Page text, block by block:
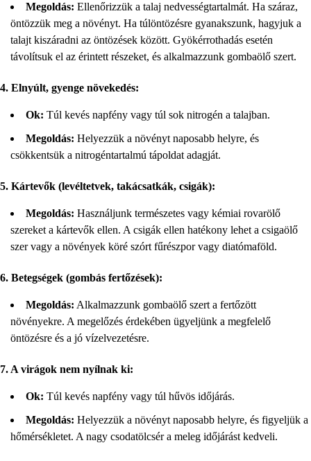
Megoldás: Ellenőrizzük a talaj nedvességtartalmát. Ha száraz,
öntözzük meg a növényt. Ha túlöntözésre gyanakszunk, hagyjuk a
talajt kiszáradni az öntözések között. Gyökérrothadás esetén
távolítsuk el az érintett részeket, és alkalmazzunk gombaölő szert.
4. Elnyúlt, gyenge növekedés:
Ok: Túl kevés napfény vagy túl sok nitrogén a talajban.
Megoldás: Helyezzük a növényt naposabb helyre, és
csökkentsük a nitrogéntartalmú tápoldat adagját.
5. Kártevők (levéltetvek, takácsatkák, csigák):
Megoldás: Használjunk természetes vagy kémiai rovarölő
szereket a kártevők ellen. A csigák ellen hatékony lehet a csigaölő
szer vagy a növények köré szórt fűrészpor vagy diatómaföld.
6. Betegségek (gombás fertőzések):
Megoldás: Alkalmazzunk gombaölő szert a fertőzött
növényekre. A megelőzés érdekében ügyeljünk a megfelelő
öntözésre és a jó vízelvezetésre.
7. A virágok nem nyílnak ki:
Ok: Túl kevés napfény vagy túl hűvös időjárás.
Megoldás: Helyezzük a növényt naposabb helyre, és figyeljük a
hőmérsékletet. A nagy csodatölcsér a meleg időjárást kedveli.